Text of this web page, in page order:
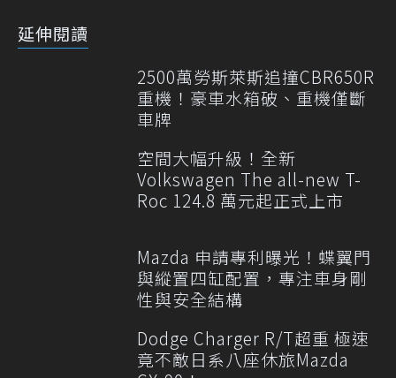
延伸閱讀
2500萬勞斯萊斯追撞CBR650R
重機！豪車水箱破、重機僅斷
車牌
空間大幅升級！全新
Volkswagen The all-new T-
Roc 124.8 萬元起正式上市
Mazda 申請專利曝光！蝶翼門
與縱置四缸配置，專注車身剛
性與安全結構
Dodge Charger R/T超重 極速
竟不敵日系八座休旅Mazda